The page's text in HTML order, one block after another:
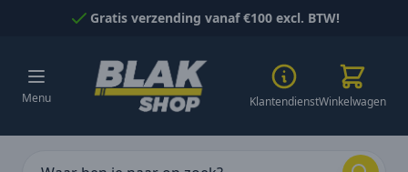
Naar inhoud gaanGratis verzending vanaf €100 excl. BTW!
Menu KlantendienstWinkelwagen